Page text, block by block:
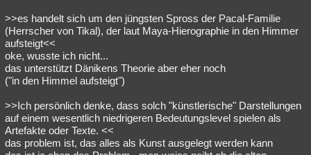
>>es handelt sich um den jüngsten Spross der Pacal-Familie
(Herrscher von Tikal), der laut Maya-Hierographie in den Himmer
aufsteigt<<
oke, wusste ich nicht...
das unterstützt Dänikens Theorie aber eher noch
("in den Himmel aufsteigt")
>>Ich persönlich denke, dass solch "künstlerische" Darstellungen
auf einem wesentlich niedrigeren Bedeutungslevel spielen als
Artefakte oder Texte. <<
das problem ist, das alles als Kunst ausgelegt werden kann